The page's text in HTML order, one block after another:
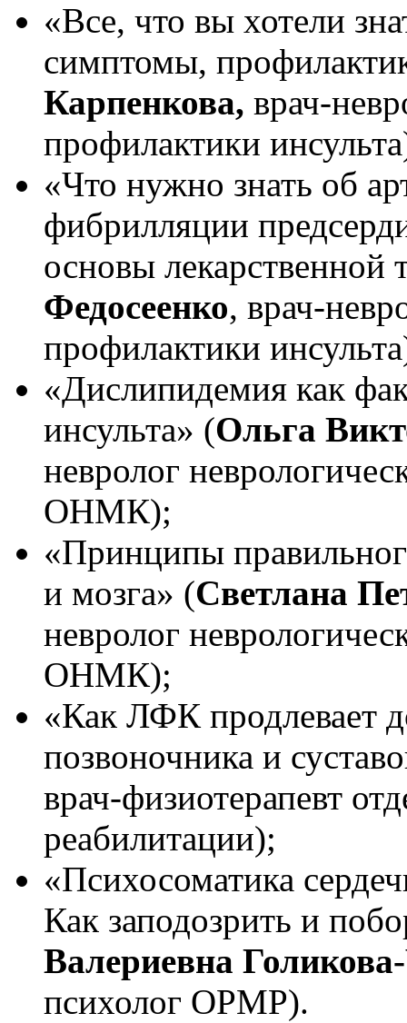
«Все, что вы хотели
симптомы,
Карпенкова, врач-
профилактики
«Что нужно знать об
фибрилляции
основы лекарственной
Федосеенко, врач-
профилактики
«Дислипидемия как
инсульта» (Ольга
невролог
ОНМК);
«Принципы
и мозга» (Светлана
невролог
ОНМК);
«Как ЛФК продлевает
позвоночника и
врач-физиотерапевт
реабилитации);
«Психосоматика
Как заподозрить и
Валериевна
психолог ОРМР).